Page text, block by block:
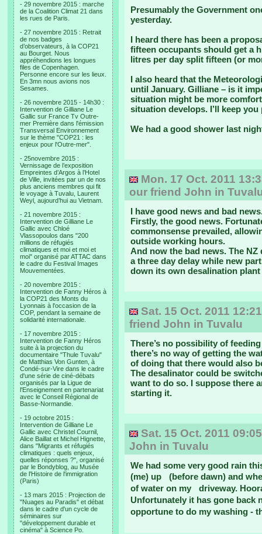
- 29 novembre 2015 : marche
de la Coalition Climat 21 dans
les rues de Paris.
- 27 novembre 2015 : Retrait
de nos badges
d’observateurs, à la COP21
au Bourget. Nous
appréhendions les longues
files de Copenhagen.
Personne encore sur les lieux.
En 3mn nous avions nos
Sesames.
- 26 novembre 2015 - 14h30 :
Intervention de Gilliane Le
Gallic sur France Tv Outre-
mer Première dans l'émission
Transversal Environnement
sur le thème "COP21 : les
enjeux pour l'Outre-mer".
- 25novembre 2015 :
Vernissage de l’exposition
Empreintes d’Argos à l’Hotel
de Ville, invitées par un de nos
plus anciens membres qui fit
le voyage à Tuvalu, Laurent
Weyl, aujourd’hui au Vietnam.
- 21 novembre 2015 :
Intervention de Gilliane Le
Gallic avec Chloé
Vlassopoulos dans "200
millions de réfugiés
climatiques et moi et moi et
moi" organisé par ATTAC dans
le cadre du Festival Images
Mouvementées.
- 20 novembre 2015 :
Intervention de Fanny Héros à
la COP21 des Monts du
Lyonnais à l'occasion de la
COP, pendant la semaine de
solidarité internationale.
- 17 novembre 2015 :
Intervention de Fanny Héros
suite à la projection du
documentaire "Thule Tuvalu"
de Matthias Von Gunten, à
Condé-sur-Vire dans le cadre
d'une série de ciné-débats
organisés par la Ligue de
l'Enseignement en partenariat
avec le Conseil Régional de
Basse-Normandie.
- 19 octobre 2015 :
Intervention de Gilliane Le
Gallic avec Christel Cournil,
Alice Baillat et Michel Hignette,
dans "Migrants et réfugiés
climatiques : quels enjeux,
quelles réponses ?", organisé
par le Bondyblog, au Musée
de l'Histoire de l'immigration
(Paris)
- 13 mars 2015 : Projection de
"Nuages au Paradis" et débat
dans le cadre d'un cycle de
séminaires sur
"développement durable et
cinéma" à Science Po.
Presumably the Government
yesterday.
I heard there has been a
fifteen occupants should get a
litres per day split fifteen (or
I also heard that the
until January. Gilliane – is it
situation might be more
situation develops. I’ll keep you
We had a good shower last
Mon. 17 Oct. 2011
our friend John in
I have good news and bad
Firstly, the good news.
commonsense prevailed,
outside working hours.
And now the bad news. The
a three day delay while new
down its own desalination
Sat. 15 Oct. 2011
friend John in Tuvalu
There’s no possibility of
there’s no way of getting the
of doing that there would also
The desalinator could be
want to do so. I suppose there
starting it.
Sat. 15 Oct. 2011
John in Tuvalu
We had some very good rain
(me) up (before dawn) and
of water on my driveway.
Unfortunately it has gone
opportune to do my washing -